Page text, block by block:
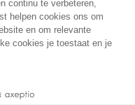
voorbehouden |
Madoo|Sitemap